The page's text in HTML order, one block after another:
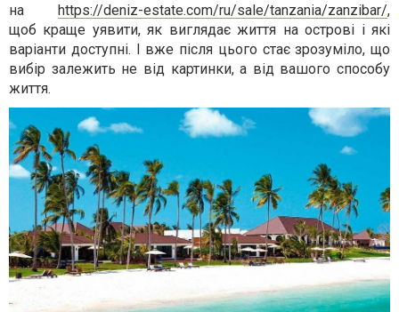
на https://deniz-estate.com/ru/sale/tanzania/zanzibar/,
щоб краще уявити, як виглядає життя на острові і які
варіанти доступні. І вже після цього стає зрозуміло, що
вибір залежить не від картинки, а від вашого способу
життя.